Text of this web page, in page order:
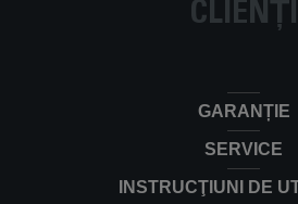
Aspirator fără sac X-Trem Power Cyclonic
CLIENȚI
GARANȚIE
SERVICE
INSTRUCŢIUNI DE